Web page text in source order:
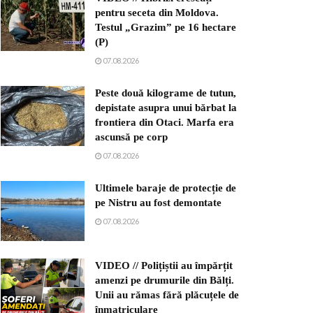
pentru seceta din Moldova.
Testul „Grazim” pe 16 hectare
(P)
07.08.2026
Peste două kilograme de tutun,
depistate asupra unui bărbat la
frontiera din Otaci. Marfa era
ascunsă pe corp
07.08.2026
Ultimele baraje de protecție de
pe Nistru au fost demontate
07.08.2026
VIDEO // Polițiștii au împărțit
amenzi pe drumurile din Bălți.
Unii au rămas fără plăcuțele de
înmatriculare